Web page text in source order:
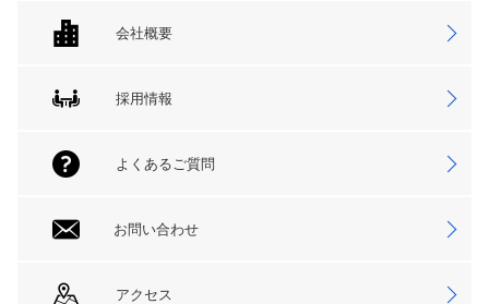
会社概要
採用情報
よくあるご質問
お問い合わせ
アクセス